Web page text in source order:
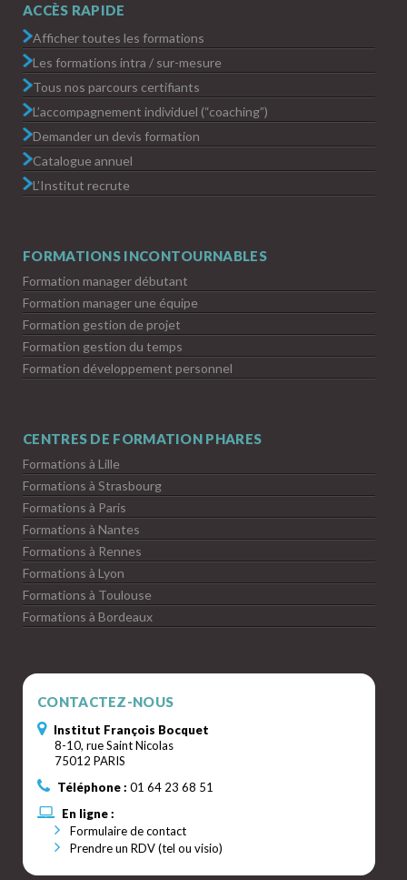
ACCÈS RAPIDE
Afficher toutes les formations
Les formations intra / sur-mesure
Tous nos parcours certifiants
L’accompagnement individuel (“coaching”)
Demander un devis formation
Catalogue annuel
L’Institut recrute
FORMATIONS INCONTOURNABLES
Formation manager débutant
Formation manager une équipe
Formation gestion de projet
Formation gestion du temps
Formation développement personnel
CENTRES DE FORMATION PHARES
Formations à Lille
Formations à Strasbourg
Formations à Paris
Formations à Nantes
Formations à Rennes
Formations à Lyon
Formations à Toulouse
Formations à Bordeaux
CONTACTEZ-NOUS
Institut François Bocquet
8-10, rue Saint Nicolas
75012 PARIS
Téléphone : 01 64 23 68 51
En ligne :
Formulaire de contact
Prendre un RDV (tel ou visio)